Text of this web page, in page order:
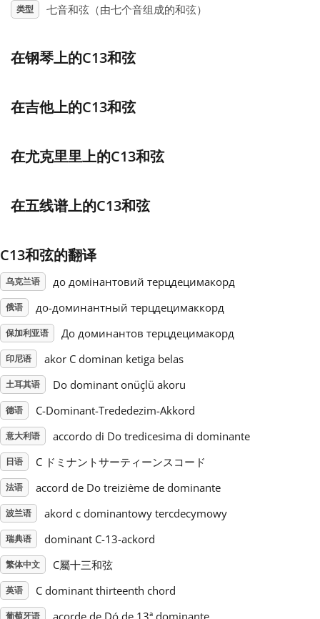
Français
한국어
हिन्दी
Português
Русский
Tiếng Việt
Türkçe
Українська
类型 七音和弦（由七个音组成的和弦）
在钢琴上的C13和弦
在吉他上的C13和弦
在尤克里里上的C13和弦
在五线谱上的C13和弦
C13和弦的翻译
乌克兰语 до домінантовий терцдецимакорд
俄语 до-доминантный терцдецимаккорд
保加利亚语 До доминантов терцдецимакорд
印尼语 akor C dominan ketiga belas
土耳其语 Do dominant onüçlü akoru
德语 C-Dominant-Trededezim-Akkord
意大利语 accordo di Do tredicesima di dominante
日语 C ドミナントサーティーンスコード
法语 accord de Do treizième de dominante
波兰语 akord c dominantowy tercdecymowy
瑞典语 dominant C-13-ackord
繁体中文 C屬十三和弦
英语 C dominant thirteenth chord
葡萄牙语